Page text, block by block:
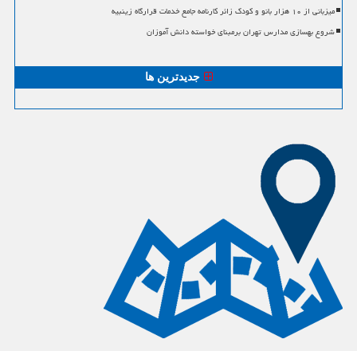
میزبانی از ۱۰ هزار بانو و کودک زائر کارنامه جامع خدمات قرارگاه زینبیه
شروع بهسازی مدارس تهران برمبنای خواسته دانش آموزان
جدیدترین ها